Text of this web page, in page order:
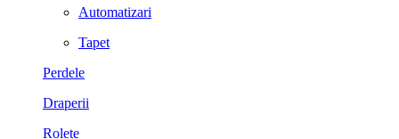
Automatizari
Tapet
Perdele
Draperii
Rolete